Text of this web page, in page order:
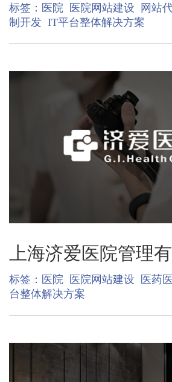
标签： 医院 医院网站建设 网站
制开发 IT平台整体解决方案
上海济爱医院管理
标签： 医院 医院网站建设 医药
台整体解决方案